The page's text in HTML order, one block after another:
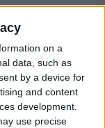
on a
data, such as
by a device for
and content
development.
use precise
technique
Marseille,
commettre une
de Ligue 1, la
Sans surprise,
de la